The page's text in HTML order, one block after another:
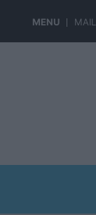
MENU MAIL